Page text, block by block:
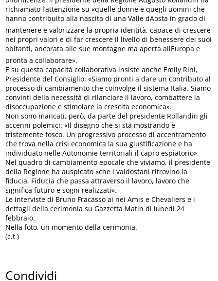
richiamato l’attenzione su «quelle donne e quegli uomini che
hanno contribuito alla nascita di una Valle dAosta in grado di
mantenere e valorizzare la propria identità, capace di crescere
nei propri valori e di far crescere il livello di benessere dei suoi
abitanti, ancorata alle sue montagne ma aperta allEuropa e
pronta a collaborare».
E su questa capacità collaborativa insiste anche Emily Rini,
Presidente del Consiglio: «Siamo pronti a dare un contributo al
processo di cambiamento che coinvolge il sistema Italia. Siamo
convinti della necessità di rilanciare il lavoro, combattere la
disoccupazione e stimolare la crescita economica».
Non sono mancati, però, da parte del presidente Rollandin gli
accenni polemici: «Il disegno che si sta mostrando è
tristemente fosco. Un progressivo processo di accentramento
che trova nella crisi economica la sua giustificazione e ha
individuato nelle Autonomie territoriali il capro espiatorio».
Nel quadro di cambiamento epocale che viviamo, il presidente
della Regione ha auspicato «che i valdostani ritrovino la
fiducia. Fiducia che passa attraverso il lavoro, lavoro che
significa futuro e sogni realizzati».
Le interviste di Bruno Fracasso ai nei Amis e Chevaliers e i
dettagli della cerimonia su Gazzetta Matin di lunedì 24
febbraio.
Nella foto, un momento della cerimonia.
(c.t.)
Condividi